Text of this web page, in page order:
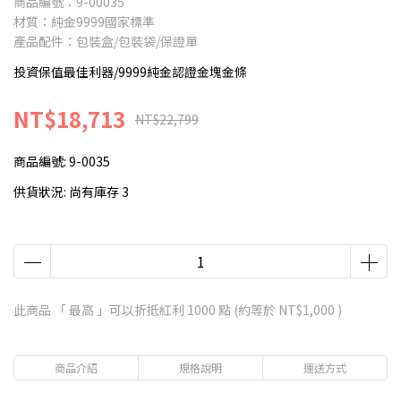
材質：純金9999國家標準
產品配件：包裝盒/包裝袋/保證單
投資保值最佳利器/9999純金認證金塊金條
NT$18,713 NT$22,799
商品編號: 9-0035
供貨狀況: 尚有庫存 3
此商品 「 最高 」可以折抵紅利 1000 點 (約等於 NT$1,000 )
商品介紹 規格說明 運送方式